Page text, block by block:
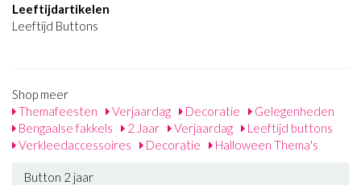
Leeftijdartikelen
Leeftijd Buttons
Shop meer
Themafeesten
Verjaardag Decoratie
Gelegenheden
Bengaalse fakkels
2 Jaar Verjaardag
Leeftijd buttons
Verkleedaccessoires
Decoratie Halloween Thema's
Button 2 jaar